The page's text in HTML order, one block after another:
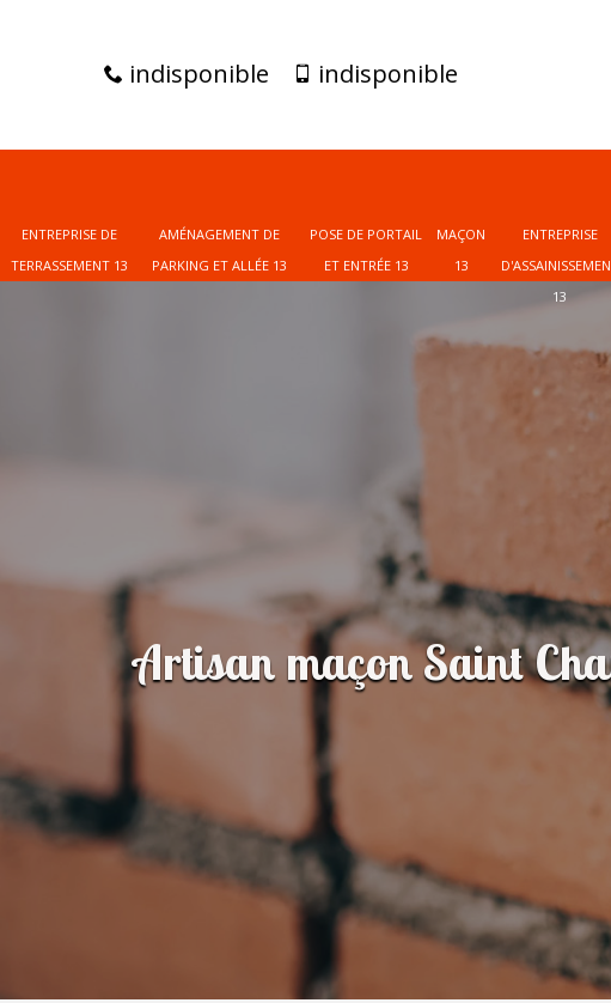
indisponible indisponible
ENTREPRISE DE
TERRASSEMENT 13
AMÉNAGEMENT DE
PARKING ET ALLÉE 13
POSE DE PORTAIL
ET ENTRÉE 13
MAÇON
13
ENTREPRISE
13
Artisan maçon Saint